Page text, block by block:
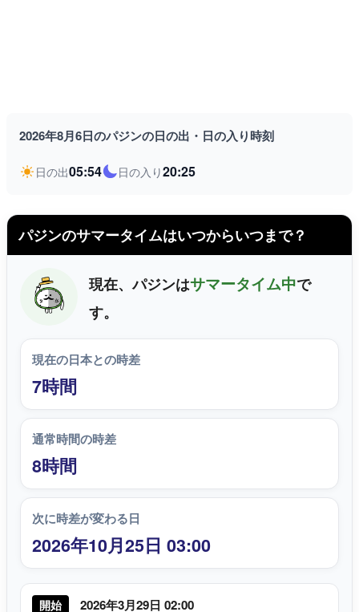
2026年8月6日のパジンの日の出・日の入り時刻
日の出05:54 日の入り20:25
パジンのサマータイムはいつからいつまで？
現在、パジンはサマータイム中で
す。
現在の日本との時差
7時間
通常時間の時差
8時間
次に時差が変わる日
2026年10月25日 03:00
開始 2026年3月29日 02:00